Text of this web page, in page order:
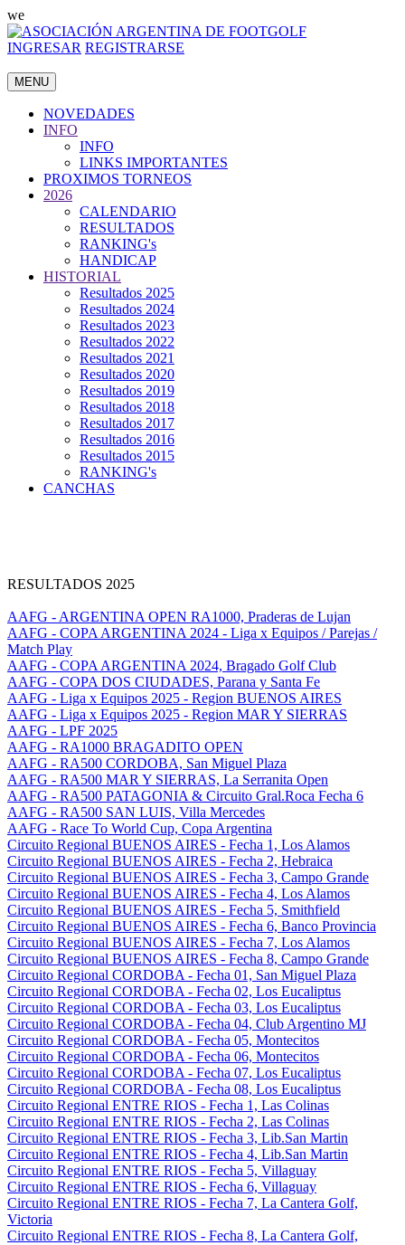
we
INGRESAR REGISTRARSE
MENU
NOVEDADES
INFO
INFO
LINKS IMPORTANTES
PROXIMOS TORNEOS
2026
CALENDARIO
RESULTADOS
RANKING's
HANDICAP
HISTORIAL
Resultados 2025
Resultados 2024
Resultados 2023
Resultados 2022
Resultados 2021
Resultados 2020
Resultados 2019
Resultados 2018
Resultados 2017
Resultados 2016
Resultados 2015
RANKING's
CANCHAS
RESULTADOS 2025
AAFG - ARGENTINA OPEN RA1000, Praderas de Lujan
AAFG - COPA ARGENTINA 2024 - Liga x Equipos / Parejas /
Match Play
AAFG - COPA ARGENTINA 2024, Bragado Golf Club
AAFG - COPA DOS CIUDADES, Parana y Santa Fe
AAFG - Liga x Equipos 2025 - Region BUENOS AIRES
AAFG - Liga x Equipos 2025 - Region MAR Y SIERRAS
AAFG - LPF 2025
AAFG - RA1000 BRAGADITO OPEN
AAFG - RA500 CORDOBA, San Miguel Plaza
AAFG - RA500 MAR Y SIERRAS, La Serranita Open
AAFG - RA500 PATAGONIA & Circuito Gral.Roca Fecha 6
AAFG - RA500 SAN LUIS, Villa Mercedes
AAFG - Race To World Cup, Copa Argentina
Circuito Regional BUENOS AIRES - Fecha 1, Los Alamos
Circuito Regional BUENOS AIRES - Fecha 2, Hebraica
Circuito Regional BUENOS AIRES - Fecha 3, Campo Grande
Circuito Regional BUENOS AIRES - Fecha 4, Los Alamos
Circuito Regional BUENOS AIRES - Fecha 5, Smithfield
Circuito Regional BUENOS AIRES - Fecha 6, Banco Provincia
Circuito Regional BUENOS AIRES - Fecha 7, Los Alamos
Circuito Regional BUENOS AIRES - Fecha 8, Campo Grande
Circuito Regional CORDOBA - Fecha 01, San Miguel Plaza
Circuito Regional CORDOBA - Fecha 02, Los Eucaliptus
Circuito Regional CORDOBA - Fecha 03, Los Eucaliptus
Circuito Regional CORDOBA - Fecha 04, Club Argentino MJ
Circuito Regional CORDOBA - Fecha 05, Montecitos
Circuito Regional CORDOBA - Fecha 06, Montecitos
Circuito Regional CORDOBA - Fecha 07, Los Eucaliptus
Circuito Regional CORDOBA - Fecha 08, Los Eucaliptus
Circuito Regional ENTRE RIOS - Fecha 1, Las Colinas
Circuito Regional ENTRE RIOS - Fecha 2, Las Colinas
Circuito Regional ENTRE RIOS - Fecha 3, Lib.San Martin
Circuito Regional ENTRE RIOS - Fecha 4, Lib.San Martin
Circuito Regional ENTRE RIOS - Fecha 5, Villaguay
Circuito Regional ENTRE RIOS - Fecha 6, Villaguay
Circuito Regional ENTRE RIOS - Fecha 7, La Cantera Golf,
Victoria
Circuito Regional ENTRE RIOS - Fecha 8, La Cantera Golf,